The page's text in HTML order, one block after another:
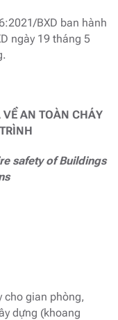
BXD ban hành
ngày 19 tháng 5
AN TOÀN CHÁY
safety of Buildings
cho gian phòng,
dựng (khoang